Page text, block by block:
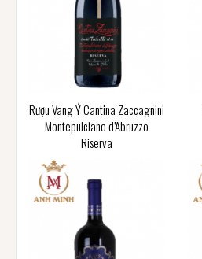
Rượu Vang Ý Cantina Zaccagnini
Montepulciano d’Abruzzo
Riserva